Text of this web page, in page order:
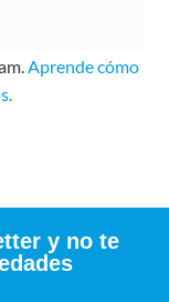
Aprende cómo
y no te